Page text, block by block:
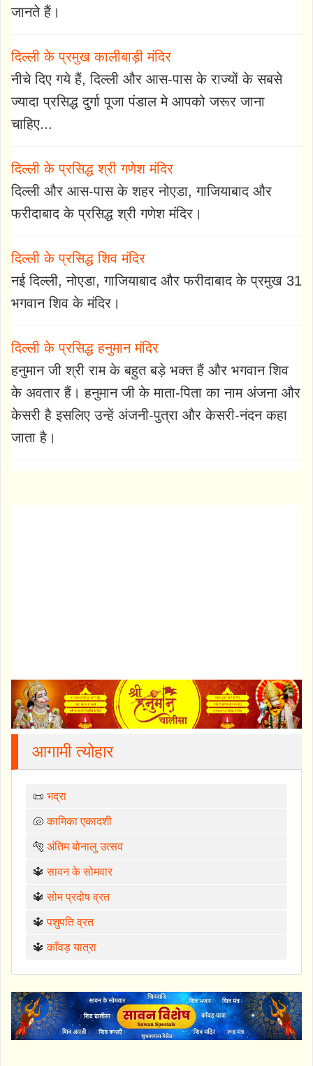
जानते हैं।
दिल्ली के प्रमुख कालीबाड़ी मंदिर
नीचे दिए गये हैं, दिल्ली और आस-पास के राज्यों के सबसे
ज्यादा प्रसिद्ध दुर्गा पूजा पंडाल मे आपको जरूर जाना
चाहिए...
दिल्ली के प्रसिद्ध श्री गणेश मंदिर
दिल्ली और आस-पास के शहर नोएडा, गाजियाबाद और
फरीदाबाद के प्रसिद्ध श्री गणेश मंदिर।
दिल्ली के प्रसिद्ध शिव मंदिर
नई दिल्ली, नोएडा, गाजियाबाद और फरीदाबाद के प्रमुख 31
भगवान शिव के मंदिर।
दिल्ली के प्रसिद्ध हनुमान मंदिर
हनुमान जी श्री राम के बहुत बड़े भक्त हैं और भगवान शिव
के अवतार हैं। हनुमान जी के माता-पिता का नाम अंजना और
केसरी है इसलिए उन्हें अंजनी-पुत्रा और केसरी-नंदन कहा
जाता है।
आगामी त्योहार
📜 भद्रा
🐚कामिका एकादशी
🐅 अंतिम बोनालु उत्सव
🔱सावन के सोमवार
🔱सोम प्रदोष व्रत
🔱पशुपति व्रत
🔱काँवड़ यात्रा